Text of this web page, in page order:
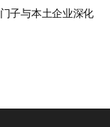
子与本土企业深化